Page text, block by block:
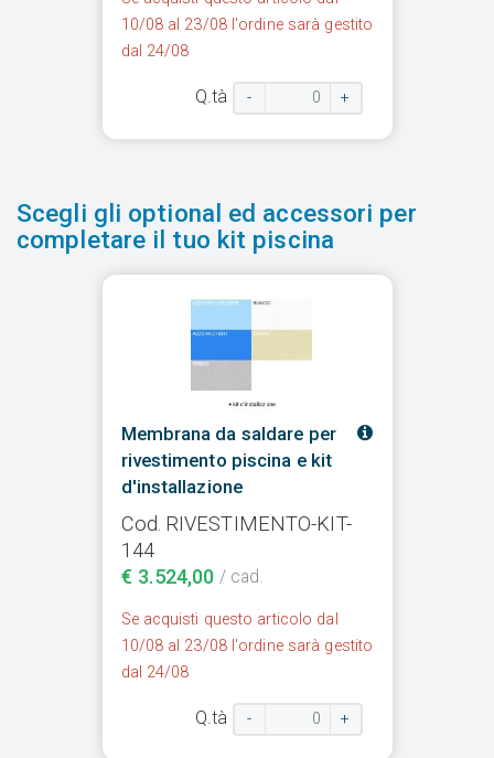
10/08 al 23/08 l'ordine sarà gestito
dal 24/08
Q.tà - +
Scegli gli optional ed accessori per
completare il tuo kit piscina
Membrana da saldare per
rivestimento piscina e kit
d'installazione
Cod. RIVESTIMENTO-KIT-
144
€ 3.524,00 / cad.
Se acquisti questo articolo dal
10/08 al 23/08 l'ordine sarà gestito
dal 24/08
Q.tà - +